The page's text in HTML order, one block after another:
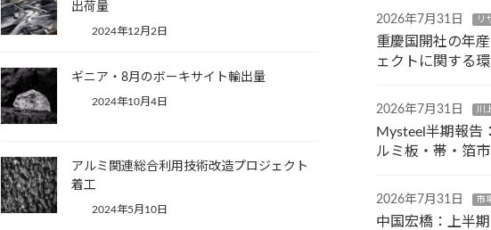
出荷量
2024年12月2日
ギニア・8月のボーキサイト輸出量
2024年10月4日
アルミ関連総合利用技術改造プロジェクト
着工
2024年5月10日
2026年7月31日 リ
重慶国開社の年
ェクトに関する
2026年7月31日 川
Mysteel半期報告
ルミ板・帯・箔
2026年7月31日 市
中国宏橋：上半